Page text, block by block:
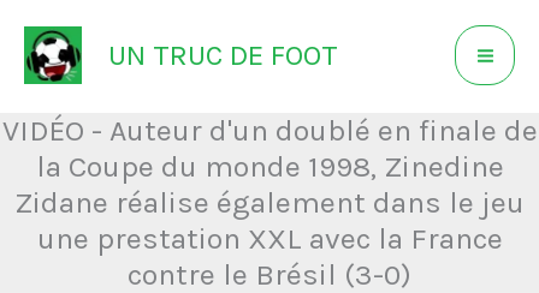
Aller
au
contenu
UN TRUC DE FOOT
VIDÉO - Auteur d'un doublé en finale de
la Coupe du monde 1998, Zinedine
Zidane réalise également dans le jeu
une prestation XXL avec la France
contre le Brésil (3-0)